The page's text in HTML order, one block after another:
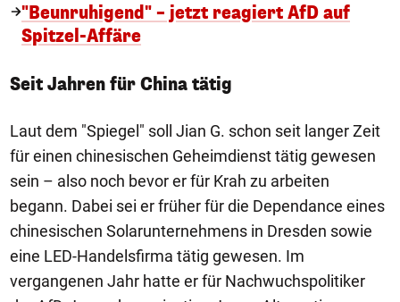
"Beunruhigend" – jetzt reagiert AfD auf
Spitzel-Affäre
Seit Jahren für China tätig
Laut dem "Spiegel" soll Jian G. schon seit langer Zeit
für einen chinesischen Geheimdienst tätig gewesen
sein – also noch bevor er für Krah zu arbeiten
begann. Dabei sei er früher für die Dependance eines
chinesischen Solarunternehmens in Dresden sowie
eine LED-Handelsfirma tätig gewesen. Im
vergangenen Jahr hatte er für Nachwuchspolitiker